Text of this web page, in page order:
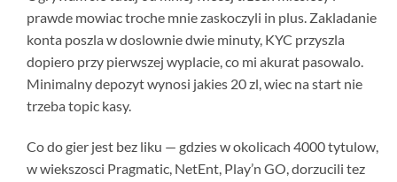
prawde mowiac troche mnie zaskoczyli in plus. Zakladanie
konta poszla w doslownie dwie minuty, KYC przyszla
dopiero przy pierwszej wyplacie, co mi akurat pasowalo.
Minimalny depozyt wynosi jakies 20 zl, wiec na start nie
trzeba topic kasy.
Co do gier jest bez liku — gdzies w okolicach 4000 tytulow,
w wiekszosci Pragmatic, NetEnt, Play’n GO, dorzucili tez